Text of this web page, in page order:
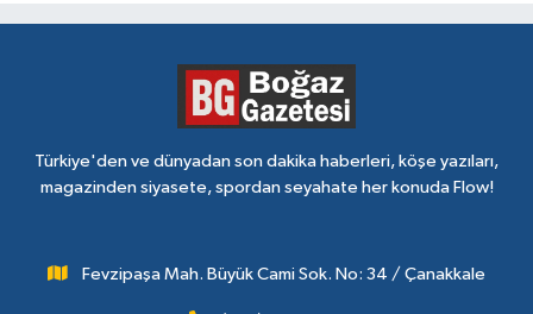
Türkiye'den ve dünyadan son dakika haberleri, köşe yazıları,
magazinden siyasete, spordan seyahate her konuda Flow!
Fevzipaşa Mah. Büyük Cami Sok. No: 34 / Çanakkale